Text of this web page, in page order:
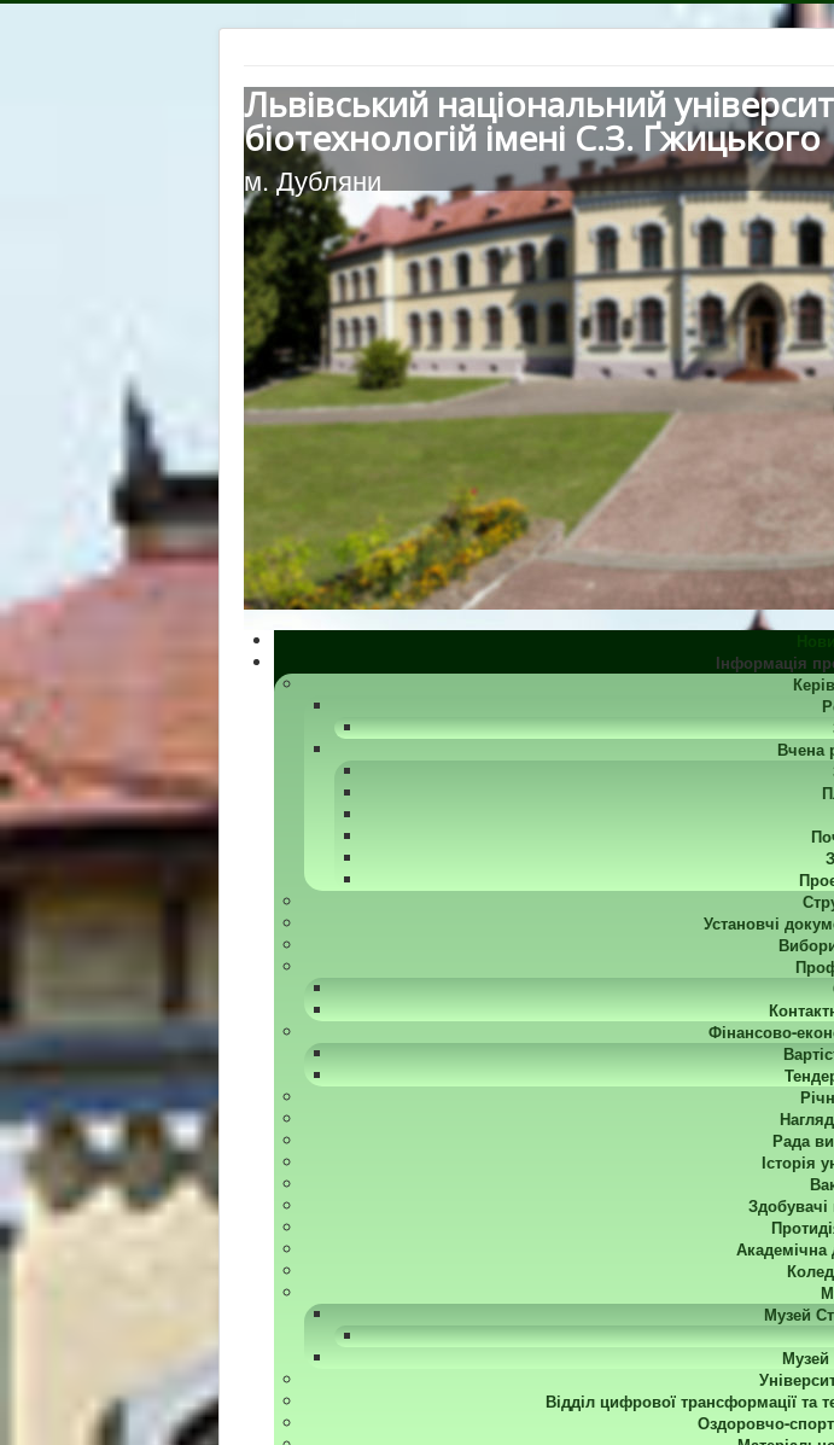
Львівський національний
біотехнологій імені С.З. Ґжицького
м. Дубляни
Інформація
Вчена
Установчі
Фінансово-
Рада
Історія
Здобувачі
Академічна
Музей
Музей
Відділ цифрової трансформації та
Оздоровчо-